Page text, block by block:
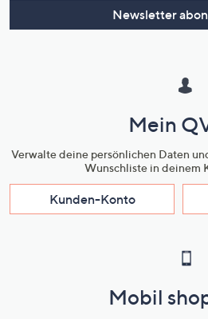
Newsletter
Mein
Verwalte deine persönlichen Daten
Wunschliste in deinem
Kunden-Konto
Mobil